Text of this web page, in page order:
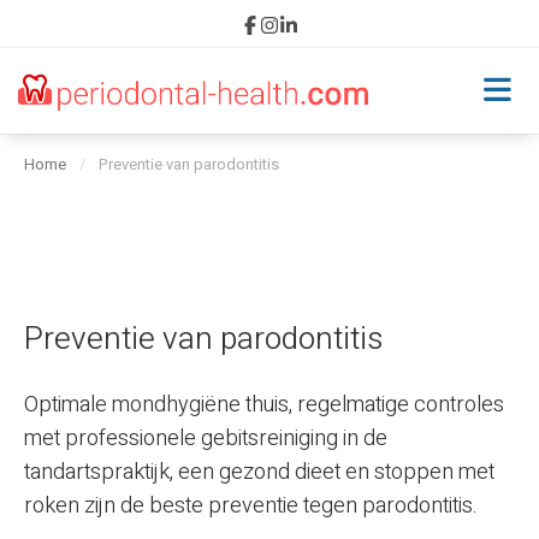
Home
Diagnose
Behandeling
Home / Preventie van parodontitis
Preventie van parodontitis
Optimale mondhygiëne thuis, regelmatige controles
met professionele gebitsreiniging in de
tandartspraktijk, een gezond dieet en stoppen met
roken zijn de beste preventie tegen parodontitis.